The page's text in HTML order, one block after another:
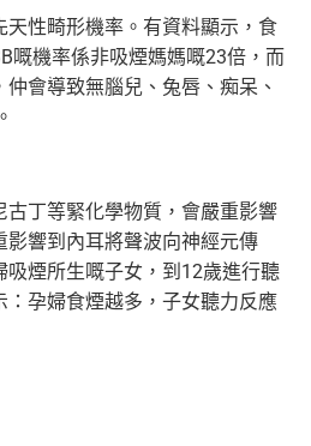
性畸形機率。有資料顯示，食
嘅機率係非吸煙媽媽嘅23倍，而
會導致無腦兒、兔唇、痴呆、
古丁等緊化學物質，會嚴重影響
響到內耳將聲波向神經元傳
煙所生嘅子女，到12歲進行聽
：孕婦食煙越多，子女聽力反應